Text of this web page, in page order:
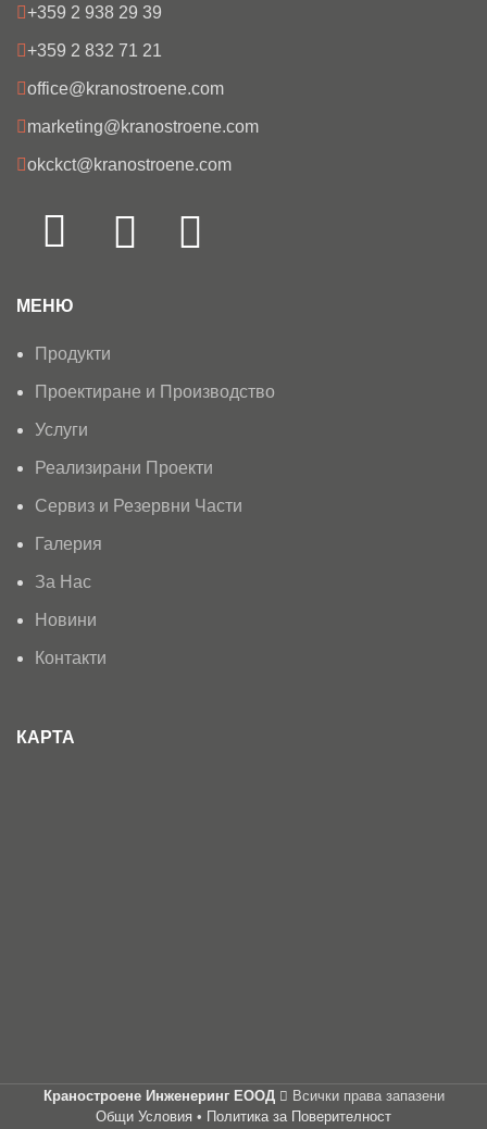
+359 2 938 29 39
+359 2 832 71 21
office@kranostroene.com
marketing@kranostroene.com
okckct@kranostroene.com
МЕНЮ
Продукти
Проектиране и Производство
Услуги
Реализирани Проекти
Сервиз и Резервни Части
Галерия
За Нас
Новини
Контакти
КАРТА
Краностроене Инженеринг ЕООД
Всички права запазени
Общи Условия • Политика за Поверителност